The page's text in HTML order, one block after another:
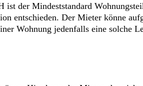
ist der Mindeststandard
entschieden. Der Mieter könne
Wohnung jedenfalls eine solche